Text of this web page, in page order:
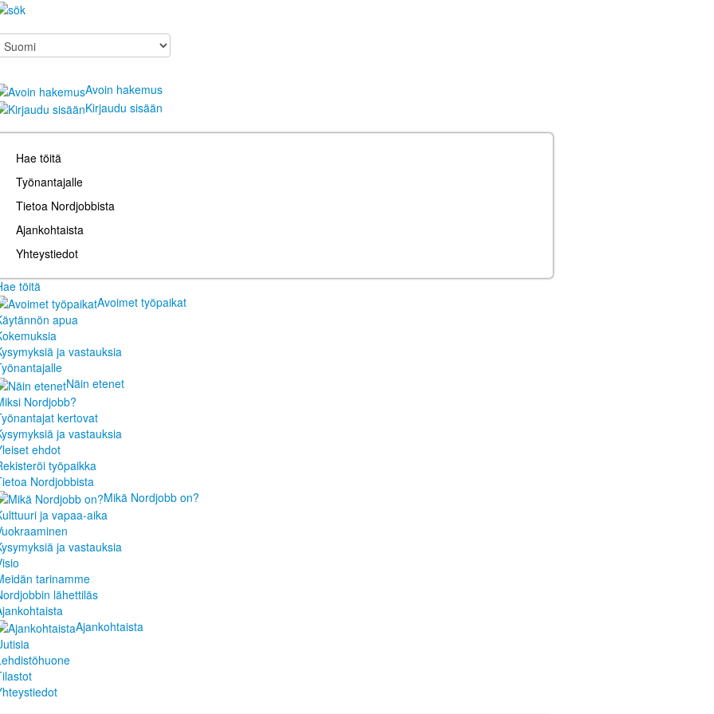
Avoin hakemus
Kirjaudu sisään
Hae töitä
Työnantajalle
Tietoa Nordjobbista
Ajankohtaista
Yhteystiedot
töitä
Avoimet työpaikat
apua
ja vastauksia
Näin etenet
Nordjobb?
kertovat
ja vastauksia
ehdot
työpaikka
Nordjobbista
Mikä Nordjobb on?
ja vapaa-aika
ja vastauksia
tarinamme
lähettiläs
Ajankohtaista